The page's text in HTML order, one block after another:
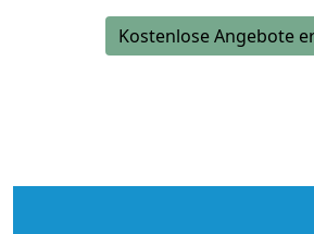
Kostenlose Angebote